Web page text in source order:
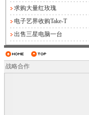
求购大量红玫瑰
电子艺界收购Take-T
出售三星电脑一台
战略合作